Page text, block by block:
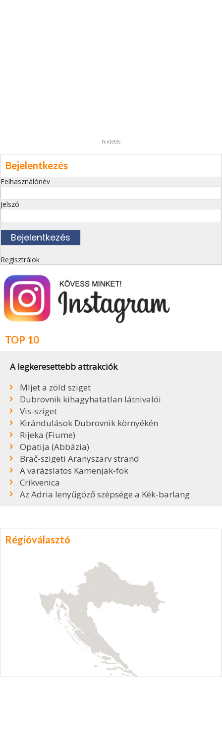
hirdetés
Bejelentkezés
Felhasználónév
Jelszó
Regisztrálok
TOP 10
A legkeresettebb attrakciók
Mljet a zöld sziget
Dubrovnik kihagyhatatlan látnivalói
Vis-sziget
Kirándulások Dubrovnik környékén
Rijeka (Fiume)
Opatija (Abbázia)
Brač-szigeti Aranyszarv strand
A varázslatos Kamenjak-fok
Crikvenica
Az Adria lenyűgöző szépsége a Kék-barlang
Régióválasztó